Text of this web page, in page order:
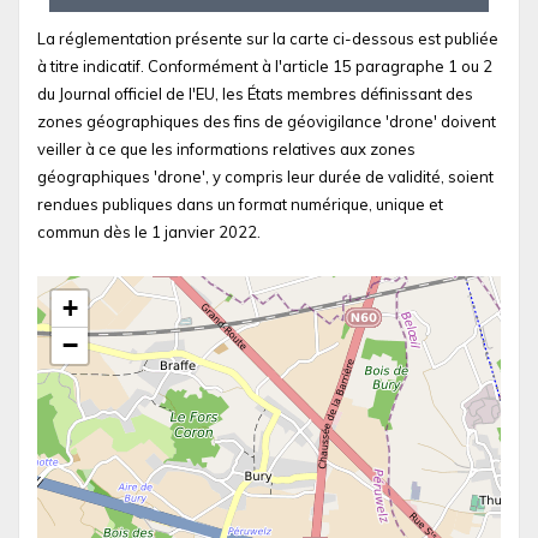
La réglementation présente sur la carte ci-dessous est publiée
à titre indicatif. Conformément à l'article 15 paragraphe 1 ou 2
du Journal officiel de l'EU, les États membres définissant des
zones géographiques des fins de géovigilance 'drone' doivent
veiller à ce que les informations relatives aux zones
géographiques 'drone', y compris leur durée de validité, soient
rendues publiques dans un format numérique, unique et
commun dès le 1 janvier 2022.